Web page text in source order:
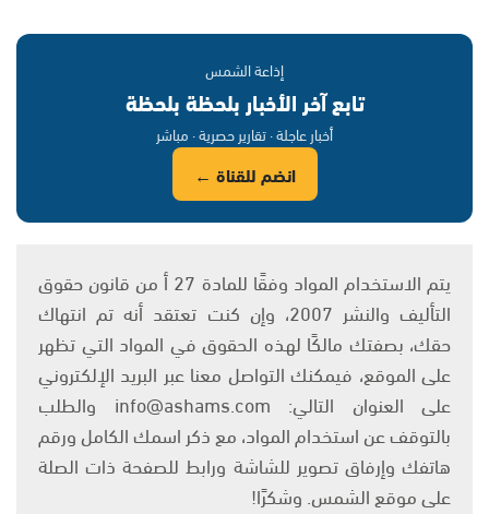
إذاعة الشمس
تابع آخر الأخبار بلحظة بلحظة
أخبار عاجلة · تقارير حصرية · مباشر
انضم للقناة ←
يتم الاستخدام المواد وفقًا للمادة 27 أ من قانون حقوق
التأليف والنشر 2007، وإن كنت تعتقد أنه تم انتهاك
حقك، بصفتك مالكًا لهذه الحقوق في المواد التي تظهر
على الموقع، فيمكنك التواصل معنا عبر البريد الإلكتروني
على العنوان التالي: info@ashams.com والطلب
بالتوقف عن استخدام المواد، مع ذكر اسمك الكامل ورقم
هاتفك وإرفاق تصوير للشاشة ورابط للصفحة ذات الصلة
على موقع الشمس. وشكرًا!